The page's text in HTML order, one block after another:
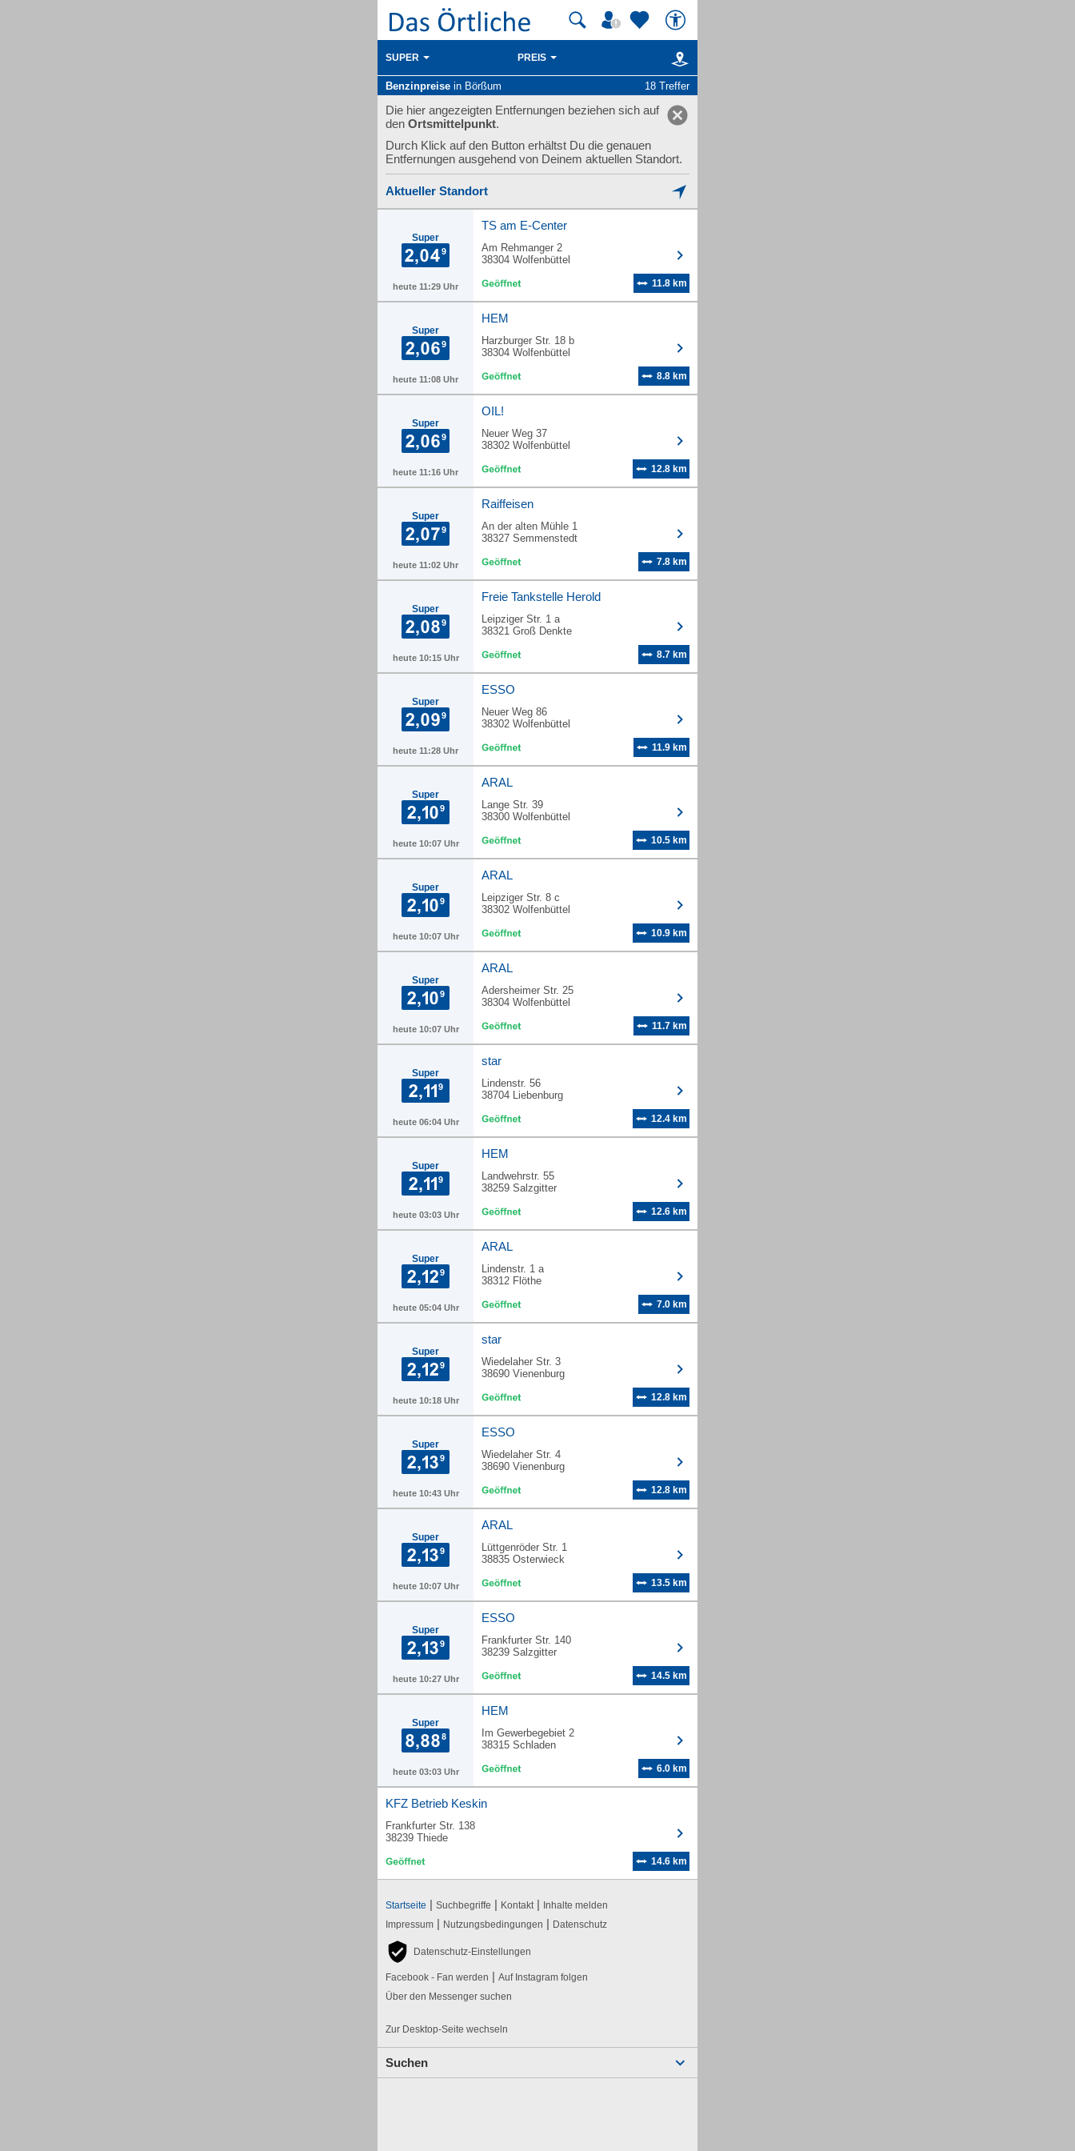
SUPER PREIS
Benzinpreise in Börßum 18 Treffer
Die hier angezeigten Entfernungen beziehen sich auf
den Ortsmittelpunkt.
Durch Klick auf den Button erhältst Du die genauen
Entfernungen ausgehend von Deinem aktuellen Standort.
Aktueller Standort
Super
heute 11:29 Uhr
TS am E-Center
Am Rehmanger 2
38304 Wolfenbüttel
11.8 km
Super
heute 11:08 Uhr
HEM
Harzburger Str. 18 b
38304 Wolfenbüttel
8.8 km
Super
heute 11:16 Uhr
OIL!
Neuer Weg 37
38302 Wolfenbüttel
12.8 km
Super
heute 11:02 Uhr
Raiffeisen
An der alten Mühle 1
38327 Semmenstedt
7.8 km
Super
heute 10:15 Uhr
Freie Tankstelle Herold
Leipziger Str. 1 a
38321 Groß Denkte
8.7 km
Super
heute 11:28 Uhr
ESSO
Neuer Weg 86
38302 Wolfenbüttel
11.9 km
Super
heute 10:07 Uhr
ARAL
Lange Str. 39
38300 Wolfenbüttel
10.5 km
Super
heute 10:07 Uhr
ARAL
Leipziger Str. 8 c
38302 Wolfenbüttel
10.9 km
Super
heute 10:07 Uhr
ARAL
Adersheimer Str. 25
38304 Wolfenbüttel
11.7 km
Super
heute 06:04 Uhr
star
Lindenstr. 56
38704 Liebenburg
12.4 km
Super
heute 03:03 Uhr
HEM
Landwehrstr. 55
38259 Salzgitter
12.6 km
Super
heute 05:04 Uhr
ARAL
Lindenstr. 1 a
38312 Flöthe
7.0 km
Super
heute 10:18 Uhr
star
Wiedelaher Str. 3
38690 Vienenburg
12.8 km
Super
heute 10:43 Uhr
ESSO
Wiedelaher Str. 4
38690 Vienenburg
12.8 km
Super
heute 10:07 Uhr
ARAL
Lüttgenröder Str. 1
38835 Osterwieck
13.5 km
Super
heute 10:27 Uhr
ESSO
Frankfurter Str. 140
38239 Salzgitter
14.5 km
Super
heute 03:03 Uhr
HEM
Im Gewerbegebiet 2
38315 Schladen
6.0 km
KFZ Betrieb Keskin
Frankfurter Str. 138
38239 Thiede
14.6 km
Startseite | Suchbegriffe | Kontakt | Inhalte melden
Impressum | Nutzungsbedingungen | Datenschutz
Datenschutz-Einstellungen
Facebook - Fan werden | Auf Instagram folgen
Über den Messenger suchen
Zur Desktop-Seite wechseln
Suchen